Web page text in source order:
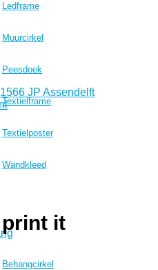
Ledframe
Muurcirkel
Peesdoek
Textielframe
Textielposter
Wandkleed
Behangcirkel
JP Assendelft
it